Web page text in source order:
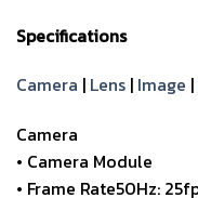
Specifications
Camera | Lens | Image |
Camera
• Camera Module
• Frame Rate50Hz: